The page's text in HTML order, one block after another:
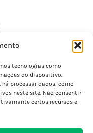
tecnologias como
do dispositivo.
processar dados, como
neste site. Não consentir
certos recursos e